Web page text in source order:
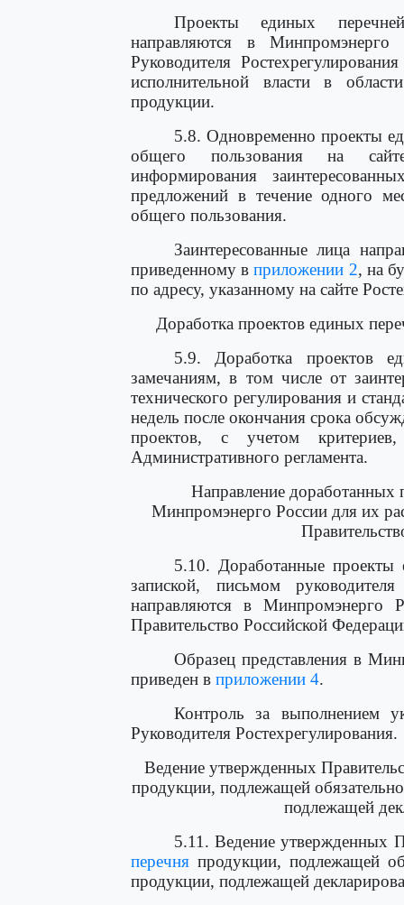
Проекты единых
направляются в
Руководителя
исполнительной власти в
продукции.
5.8. Одновременно проекты
общего пользования на
информирования
предложений в течение одного
общего пользования.
Заинтересованные лица
приведенному вприложении 2, на
по адресу, указанному на сайте
Доработка проектов единых
5.9. Доработка проектов
замечаниям, в том числе от
технического регулирования и
недель после окончания срока
проектов, с учетом
Административного регламента.
Направление доработанных
Минпромэнерго России для их
5.10. Доработанные проекты
запиской, письмом
направляются в Минпромэнерго
Правительство Российской
Образец представления в
приведен в приложении 4.
Контроль за выполнением
Руководителя Ростехрегулирования.
Ведение утвержденных
продукции, подлежащей
подлежащей
5.11. Ведение утвержденных
перечня продукции, подлежащей
продукции, подлежащей